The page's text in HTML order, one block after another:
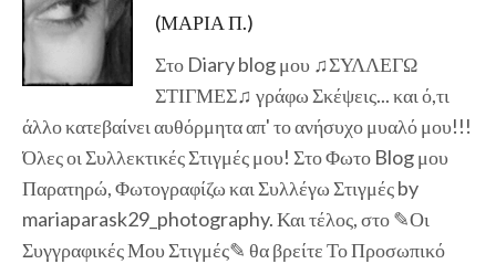
(ΜΑΡΙΑ Π.)
Στο Diary blog μου ♫ΣΥΛΛΕΓΩ
ΣΤΙΓΜΕΣ♫ γράφω Σκέψεις... και ό,τι
άλλο κατεβαίνει αυθόρμητα απ' το ανήσυχο μυαλό μου!!!
Όλες οι Συλλεκτικές Στιγμές μου! Στο Φωτο Blog μου
Παρατηρώ, Φωτογραφίζω και Συλλέγω Στιγμές by
mariaparask29_photography. Και τέλος, στο ✎Οι
Συγγραφικές Μου Στιγμές✎ θα βρείτε Το Προσωπικό